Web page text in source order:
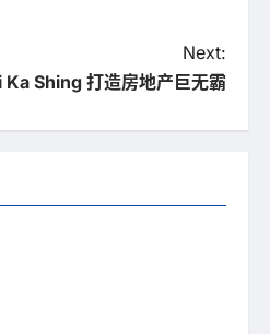
Next:
Shing 打造房地产巨无霸